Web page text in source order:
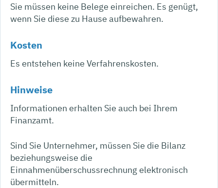
Sie müssen keine Belege einreichen. Es genügt,
wenn Sie diese zu Hause aufbewahren.
Kosten
Es entstehen keine Verfahrenskosten.
Hinweise
Informationen erhalten Sie auch bei Ihrem
Finanzamt.
Sind Sie Unternehmer, müssen Sie die Bilanz
beziehungsweise die
Einnahmenüberschussrechnung elektronisch
übermitteln.